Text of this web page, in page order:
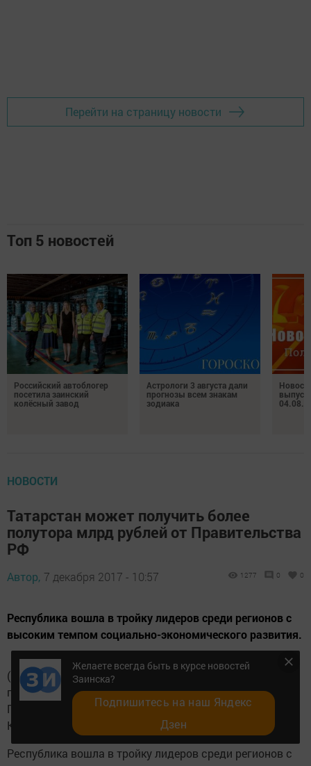
Перейти на страницу новости
Топ 5 новостей
Российский автоблогер
посетила заинский
колёсный завод
Астрологи 3 августа дали
прогнозы всем знакам
зодиака
НОВОСТИ
Татарстан может получить более
полутора млрд рублей от Правительства
РФ
Автор, 7 декабря 2017 - 10:57 1277 0 0
Республика вошла в тройку лидеров среди регионов с
высоким темпом социально-экономического развития.
(Казань, 7 декабря, «Татар-информ»). Татарстан может
получить 1,67 млрд рублей в качестве дотации от
Правительства РФ, сообщается на сайте российского
Кабмина.
Республика вошла в тройку лидеров среди регионов с
Желаете всегда быть в курсе новостей
Заинска?
Подпишитесь на наш Яндекс
Дзен